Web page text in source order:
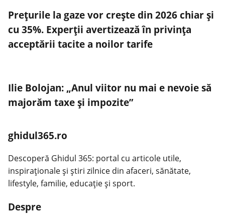
Prețurile la gaze vor crește din 2026 chiar și
cu 35%. Experții avertizează în privința
acceptării tacite a noilor tarife
Ilie Bolojan: „Anul viitor nu mai e nevoie să
majorăm taxe şi impozite”
ghidul365.ro
Descoperă Ghidul 365: portal cu articole utile,
inspiraționale și știri zilnice din afaceri, sănătate,
lifestyle, familie, educație și sport.
Despre